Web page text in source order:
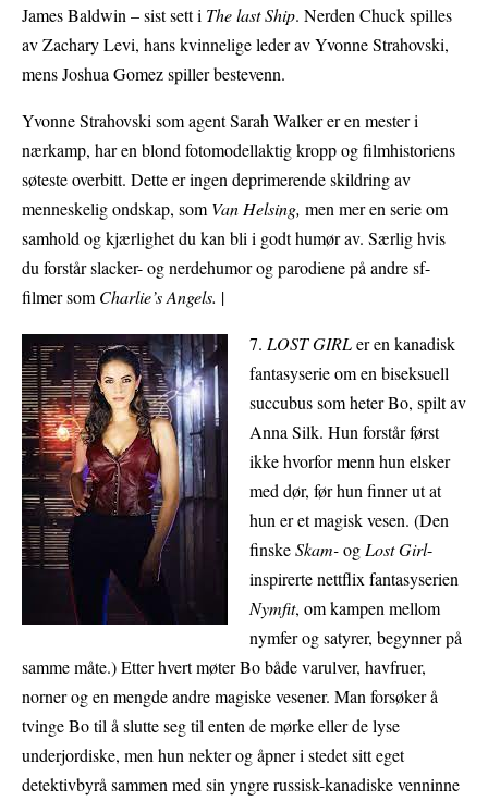
James Baldwin – sist sett i The last Ship. Nerden Chuck spilles
av Zachary Levi, hans kvinnelige leder av Yvonne Strahovski,
mens Joshua Gomez spiller bestevenn.
Yvonne Strahovski som agent Sarah Walker er en mester i
nærkamp, har en blond fotomodellaktig kropp og filmhistoriens
søteste overbitt. Dette er ingen deprimerende skildring av
menneskelig ondskap, som Van Helsing, men mer en serie om
samhold og kjærlighet du kan bli i godt humør av. Særlig hvis
du forstår slacker- og nerdehumor og parodiene på andre sf-
filmer som Charlie’s Angels. |
7. LOST GIRLer en kanadisk
fantasyserie om en biseksuell
succubus som heter Bo, spilt av
Anna Silk. Hun forstår først
ikke hvorfor menn hun elsker
med dør, før hun finner ut at
hun er et magisk vesen. (Den
finskeSkam-og Lost Girl-
inspirerte nettflix fantasyserien
Nymfit, om kampen mellom
nymfer og satyrer, begynner på
samme måte.) Etter hvert møter Bo både varulver, havfruer,
norner og en mengde andre magiske vesener. Man forsøker å
tvinge Bo til å slutte seg til enten de mørke eller de lyse
underjordiske, men hun nekter og åpner i stedet sitt eget
detektivbyrå sammen med sin yngre russisk-kanadiske venninne